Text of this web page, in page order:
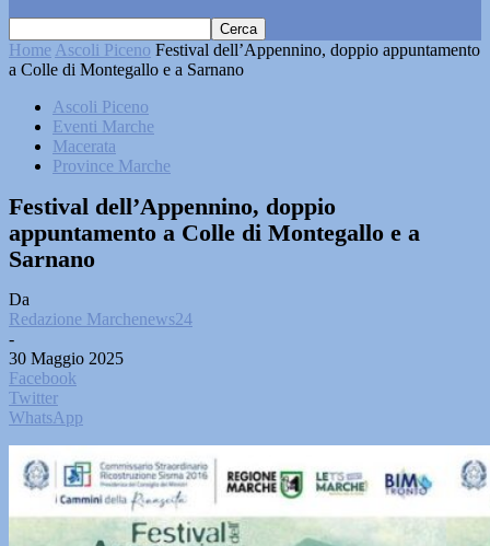
Home Ascoli Piceno Festival dell’Appennino, doppio appuntamento
a Colle di Montegallo e a Sarnano
Ascoli Piceno
Eventi Marche
Macerata
Province Marche
Festival dell’Appennino, doppio
appuntamento a Colle di Montegallo e a
Sarnano
Da
Redazione Marchenews24
-
30 Maggio 2025
Facebook
Twitter
WhatsApp